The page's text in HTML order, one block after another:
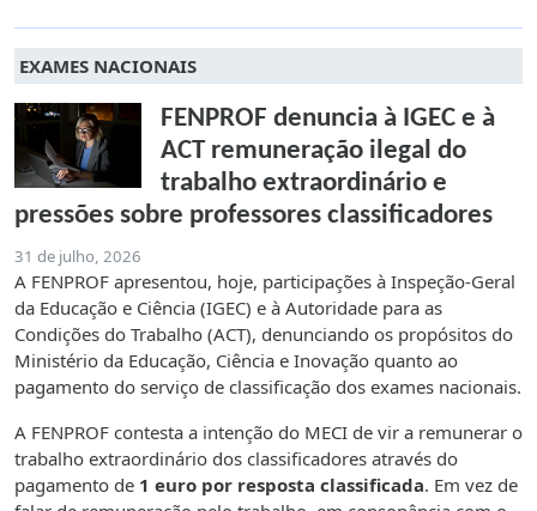
EXAMES NACIONAIS
FENPROF denuncia à IGEC e à
ACT remuneração ilegal do
trabalho extraordinário e
pressões sobre professores classificadores
31 de julho, 2026
A FENPROF apresentou, hoje, participações à Inspeção-Geral
da Educação e Ciência (IGEC) e à Autoridade para as
Condições do Trabalho (ACT), denunciando os propósitos do
Ministério da Educação, Ciência e Inovação quanto ao
pagamento do serviço de classificação dos exames nacionais.
A FENPROF contesta a intenção do MECI de vir a remunerar o
trabalho extraordinário dos classificadores através do
pagamento de 1 euro por resposta classificada. Em vez de